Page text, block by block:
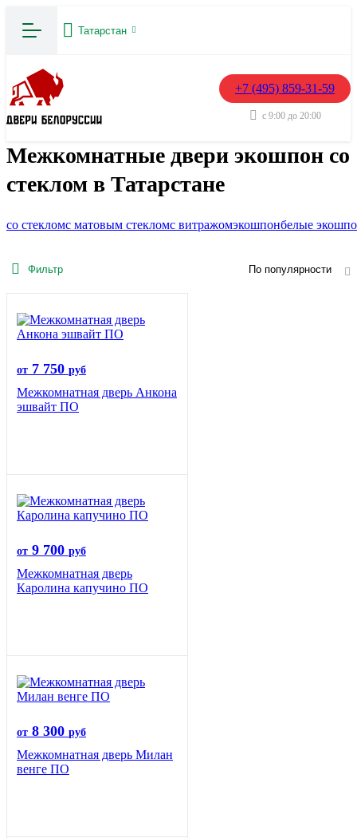
Татарстан
+7 (495) 859-31-59
с 9:00 до 20:00
Межкомнатные двери экошпон со
стеклом в Татарстане
со стекломс матовым стекломс витражомэкошпонбелые
Фильтр По популярности
от 7 750 руб
Межкомнатная дверь Анкона
эшвайт ПО
от 9 700 руб
Межкомнатная дверь
Каролина капучино ПО
от 8 300 руб
Межкомнатная дверь Милан
венге ПО